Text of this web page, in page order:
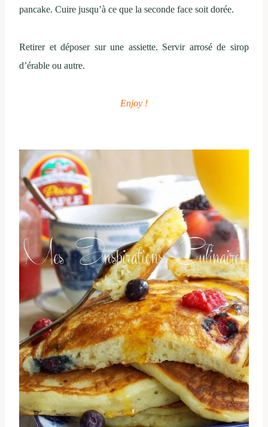
pancake. Cuire jusqu’à ce que la seconde face soit dorée.
Retirer et déposer sur une assiette. Servir arrosé de sirop
d’érable ou autre.
Enjoy !